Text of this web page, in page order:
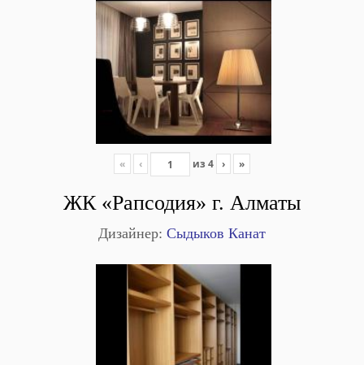
« ‹ из 4 › »
ЖК «Рапсодия» г. Алматы
Дизайнер: Сыдыков Канат